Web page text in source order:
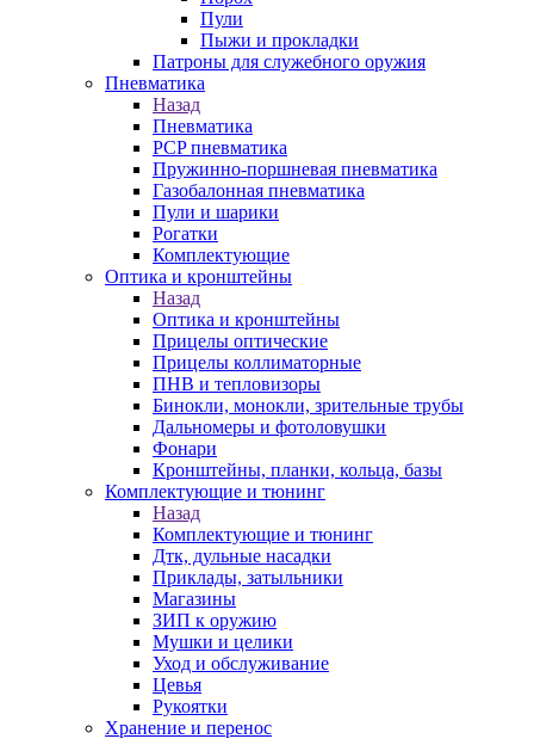
Пули
Пыжи и прокладки
Патроны для служебного оружия
Пневматика
Назад
Пневматика
PCP пневматика
Пружинно-поршневая пневматика
Газобалонная пневматика
Пули и шарики
Рогатки
Комплектующие
Оптика и кронштейны
Назад
Оптика и кронштейны
Прицелы оптические
Прицелы коллиматорные
ПНВ и тепловизоры
Бинокли, монокли, зрительные трубы
Дальномеры и фотоловушки
Фонари
Кронштейны, планки, кольца, базы
Комплектующие и тюнинг
Назад
Комплектующие и тюнинг
Дтк, дульные насадки
Приклады, затыльники
Магазины
ЗИП к оружию
Мушки и целики
Уход и обслуживание
Цевья
Рукоятки
Хранение и перенос